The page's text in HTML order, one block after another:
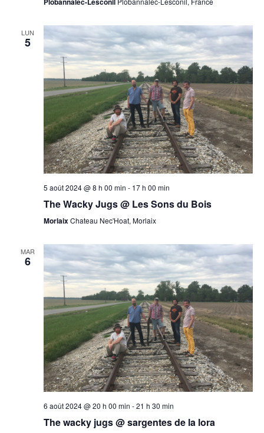
LUN
5
5 août 2024 @ 8 h 00 min - 17 h 00 min
The Wacky Jugs @ Les Sons du Bois
MorlaixChateau Nec'Hoat, Morlaix
MAR
6
6 août 2024 @ 20 h 00 min -21 h 30 min
The wacky jugs @ sargentes de la lora